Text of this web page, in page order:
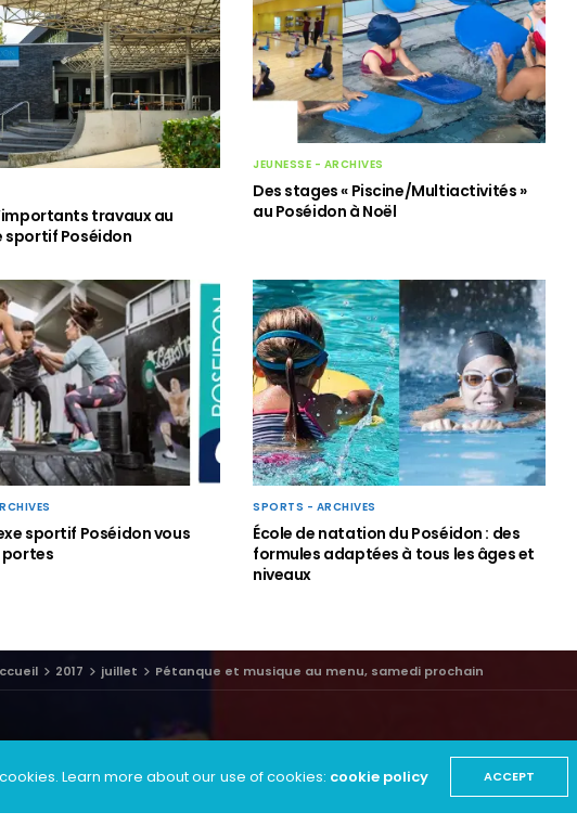
travaux au
sportif Poséidon
JEUNESSE - ARCHIVES
Des stages « Piscine/Multiactivités »
au Poséidon à Noël
sportif Poséidon vous
portes
SPORTS - ARCHIVES
École de natation du Poséidon : des
formules adaptées à tous les âges et
niveaux
2017 juillet Pétanque et musique au menu, samedi prochain
Learn more about our use of cookies: cookie policy ACCEPT